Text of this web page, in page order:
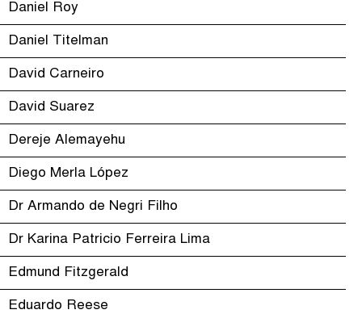
Daniel Roy
Daniel Titelman
David Carneiro
David Suarez
Dereje Alemayehu
Diego Merla López
Dr Armando de Negri Filho
Dr Karina Patricio Ferreira Lima
Edmund Fitzgerald
Eduardo Reese